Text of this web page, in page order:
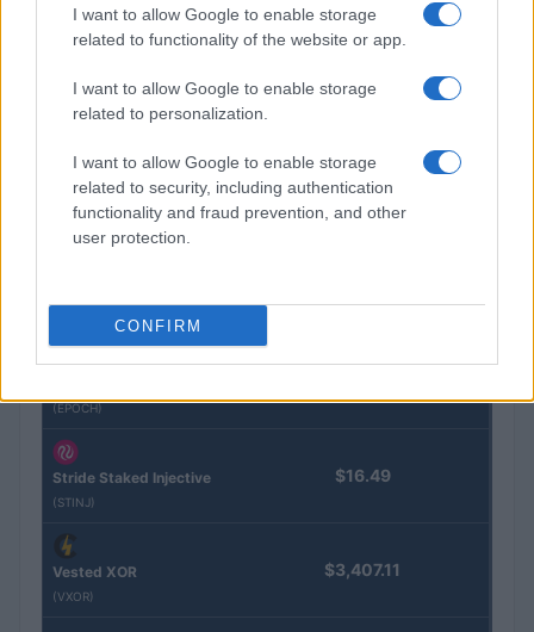
I want to allow Google to enable storage
related to functionality of the website or app.
I want to allow Google to enable storage
related to personalization.
I want to allow Google to enable storage
related to security, including authentication
functionality and fraud prevention, and other
user protection.
CONFIRM
Eureka Bridged PAX
(PAXG)
$4,187.30
Kinza Babylon Staked
$83,270.00
(EPOCH)
Stride Staked Injective
(STINJ)
$16.49
Vested XOR
(VXOR)
$3,407.11